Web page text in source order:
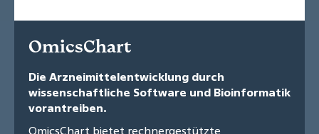
OmicsChart
Die Arzneimittelentwicklung durch
wissenschaftliche Software und Bioinformatik
vorantreiben.
OmicsChart bietet rechnergestützte